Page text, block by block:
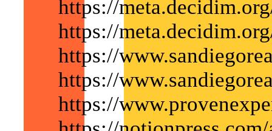
https://
https://
https://
https://
https://